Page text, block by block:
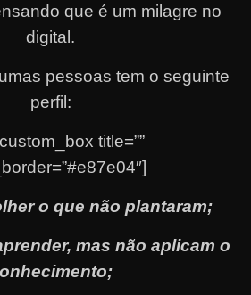
que é um milagre no
digital.
pessoas tem o seguinte
perfil:
title=””
o que não plantaram;
mas não aplicam o